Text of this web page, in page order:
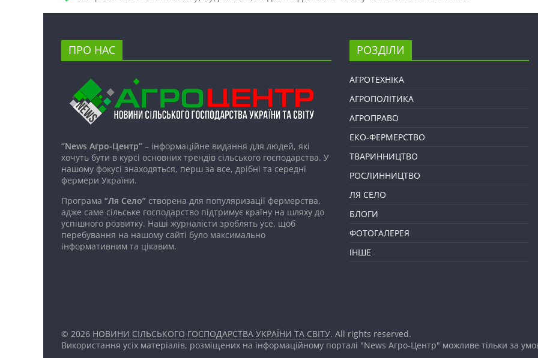
ПРО НАС
“News Агро-Центр” – інформаційне видання для людей, які
хочуть бути в курсі основних трендів сільського господарства. У
нашому фокусі знаходяться, перш за все, дрібні та середні
фермери України.
Програма “Ля Село” створена для популяризації фермерства,
адже саме сільське господарство підтримує країну на шляху до
успішного розвитку. Наші журналісти зроблять усе, щоб
перебування на нашому сайті було максимально
інформативним та цікавим.
РОЗДІЛИ
АГРОТЕХНІКА
АГРОПОЛІТИКА
АГРОПРАВО
ЕКО-ФЕРМЕРСТВО
ТВАРИННИЦТВО
РОСЛИННИЦТВО
ЛЯ СЕЛО
БЛОГИ
ФОТОГАЛЕРЕЯ
ІНШЕ
© 2026 НОВИНИ СІЛЬСЬКОГО ГОСПОДАРСТВА УКРАЇНИ ТА СВІТУ. All rights reserved.
Використання усіх матеріалів, розміщених на інформаційному порталі "News Агро-Центр" можливе тільки за